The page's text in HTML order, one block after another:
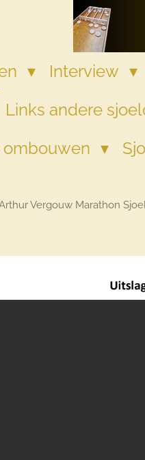
Interview
Links andere
ombouwen
Vergouw Marathon